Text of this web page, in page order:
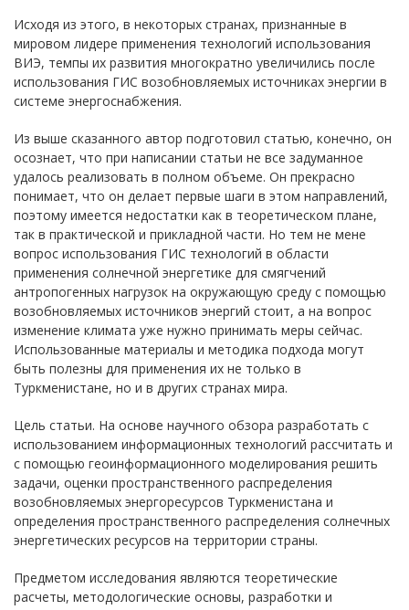
Исходя из этого, в некоторых странах, признанные в
мировом лидере применения технологий использования
ВИЭ, темпы их развития многократно увеличились после
использования ГИС возобновляемых источниках энергии в
системе энергоснабжения.
Из выше сказанного автор подготовил статью, конечно, он
осознает, что при написании статьи не все задуманное
удалось реализовать в полном объеме. Он прекрасно
понимает, что он делает первые шаги в этом направлений,
поэтому имеется недостатки как в теоретическом плане,
так в практической и прикладной части. Но тем не мене
вопрос использования ГИС технологий в области
применения солнечной энергетике для смягчений
антропогенных нагрузок на окружающую среду с помощью
возобновляемых источников энергий стоит, а на вопрос
изменение климата уже нужно принимать меры сейчас.
Использованные материалы и методика подхода могут
быть полезны для применения их не только в
Туркменистане, но и в других странах мира.
Цель статьи. На основе научного обзора разработать с
использованием информационных технологий рассчитать и
с помощью геоинформационного моделирования решить
задачи, оценки пространственного распределения
возобновляемых энергоресурсов Туркменистана и
определения пространственного распределения солнечных
энергетических ресурсов на территории страны.
Предметом исследования являются теоретические
расчеты, методологические основы, разработки и